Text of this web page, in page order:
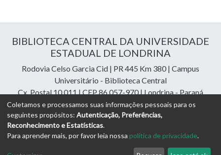
BIBLIOTECA CENTRAL DA UNIVERSIDADE
ESTADUAL DE LONDRINA
Rodovia Celso Garcia Cid | PR 445 Km 380 | Campus
Universitário - Biblioteca Central
Cx. Postal 10.011 | CEP 86.057-970 | Londrina - Paraná
Contatos: e-mail:riuel@uel.br| fone: 43 3371-4409
DSpace Cloud Softwarecopyright © 2023-2026
Libraries Assessoria e Consultoria
Configurações de Termos Enviar uma
Coletamos e processamos suas informações pessoais para os
seguintes propósitos: Autenticação, Preferências,
Reconhecimento e Estatísticas.
Para aprender mais, por favor leia nossa política de privacidade.